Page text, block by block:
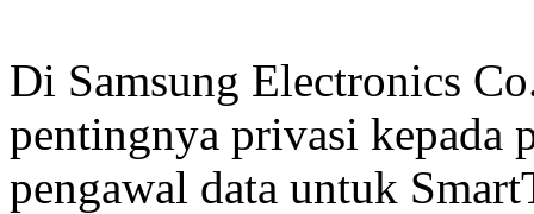
Di Samsung Electronics
pentingnya privasi kepada
pengawal data untuk